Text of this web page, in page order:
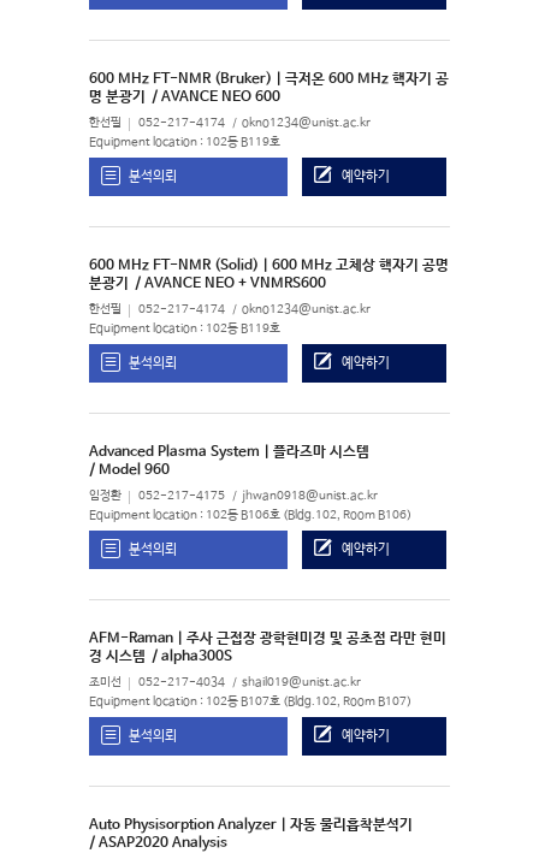
600 MHz FT-NMR (Bruker) | 극저온 600 MHz 핵자기 공
명 분광기
/ AVANCE NEO 600
한선필 052-217-4174 okno1234@unist.ac.kr
Equipment location : 102동 B119호
분석의뢰 예약하기
600 MHz FT-NMR (Solid) | 600 MHz 고체상 핵자기 공명
분광기
/ AVANCE NEO + VNMRS600
한선필 052-217-4174 okno1234@unist.ac.kr
Equipment location : 102동 B119호
분석의뢰 예약하기
Advanced Plasma System | 플라즈마 시스템
/ Model 960
임정환 052-217-4175 jhwan0918@unist.ac.kr
Equipment location : 102동 B106호 (Bldg.102, Room B106)
분석의뢰 예약하기
AFM-Raman | 주사 근접장 광학현미경 및 공초점 라만 현미
경 시스템 / alpha300S
조미선 052-217-4034 shail019@unist.ac.kr
Equipment location : 102동 B107호 (Bldg.102, Room B107)
분석의뢰 예약하기
Auto Physisorption Analyzer | 자동 물리흡착분석기
/ ASAP2020 Analysis